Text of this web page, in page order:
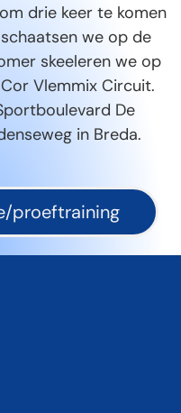
drie keer te komen
we op de
skeeleren we op
Vlemmix Circuit.
De
in Breda.
proeftraining